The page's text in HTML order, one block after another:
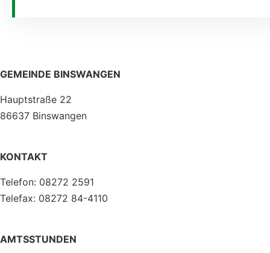
GEMEINDE BINSWANGEN
Hauptstraße 22
86637 Binswangen
KONTAKT
Telefon: 08272 2591
Telefax: 08272 84-4110
AMTSSTUNDEN